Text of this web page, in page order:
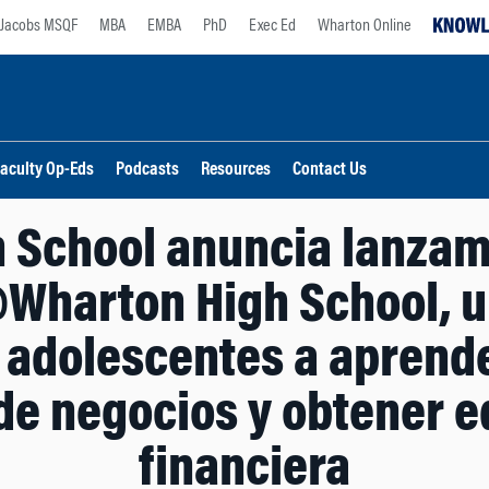
Jacobs MSQF MBA EMBA PhD Exec Ed Wharton Online
Op-Eds Podcasts Resources Contact Us
School anuncia
High School,
a
negocios y obtener
financiera